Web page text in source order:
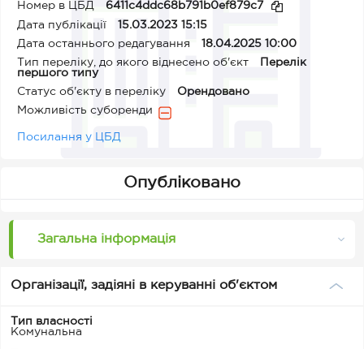
Номер в ЦБД
6411c4ddc68b791b0ef879c7
Дата публікації
15.03.2023 15:15
Дата останнього редагування
18.04.2025 10:00
Тип переліку, до якого віднесено об'єкт
Перелік
першого типу
Статус об'єкту в переліку
Орендовано
Можливість суборенди
Посилання у ЦБД
Опубліковано
Загальна інформація
Організації, задіяні в керуванні об'єктом
Тип власності
Комунальна